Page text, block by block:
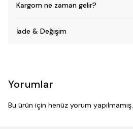
Kargom ne zaman gelir?
İade & Değişim
Yorumlar
Bu ürün için henüz yorum yapılmamış.